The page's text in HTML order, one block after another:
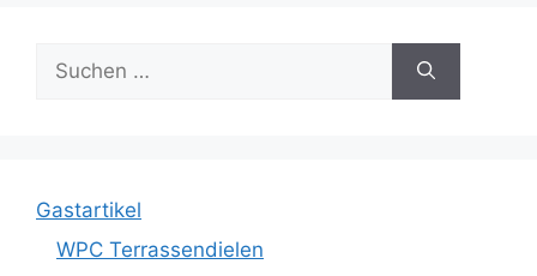
nach:
Gastartikel
WPC Terrassendielen